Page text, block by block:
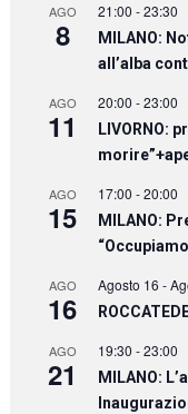
AGO
8
21:00 -23:30
MILANO:
all’alba
AGO
11
20:00 -23:00
LIVORNO:
AGO
15
17:00 -20:00
MILANO:
AGO
16
Agosto 16 -
AGO
21
19:30 -23:00
MILANO: